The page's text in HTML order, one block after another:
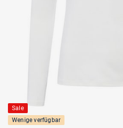
Sale
Wenige verfügbar